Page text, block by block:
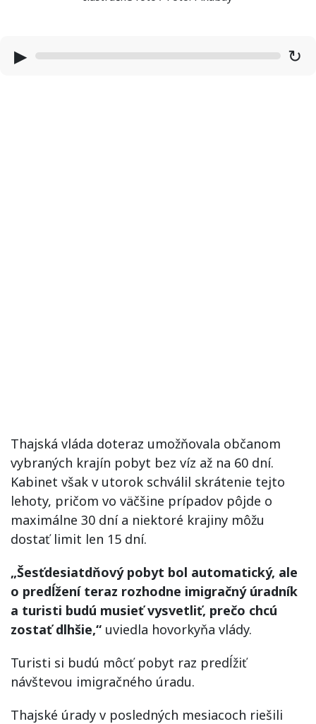
▶ ↻
Thajská vláda doteraz umožňovala občanom
vybraných krajín pobyt bez víz až na 60 dní.
Kabinet však v utorok schválil skrátenie tejto
lehoty, pričom vo väčšine prípadov pôjde o
maximálne 30 dní a niektoré krajiny môžu
dostať limit len 15 dní.
„Šesťdesiatdňový pobyt bol automatický, ale
o predĺžení teraz rozhodne imigračný úradník
a turisti budú musieť vysvetliť, prečo chcú
zostať dlhšie,“ uviedla hovorkyňa vlády.
Turisti si budú môcť pobyt raz predĺžiť
návštevou imigračného úradu.
Thajské úrady v posledných mesiacoch riešili